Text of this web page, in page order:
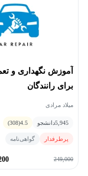
آموزش نگهداری و
برای رانندگان
میلاد مرادی
5,945دانشجو 4.5
(308)
پرطرفدار گواهی‌نامه
249,000